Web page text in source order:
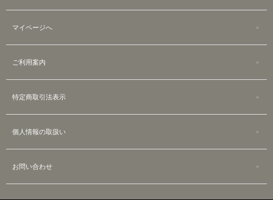
マイページへ
ご利用案内
特定商取引法表示
個人情報の取扱い
お問い合わせ